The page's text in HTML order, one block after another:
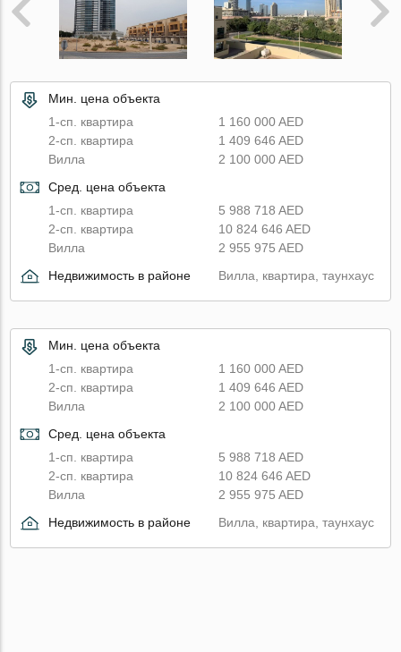
Мин. цена объекта
1-сп. квартира
1 160 000 AED
2-сп. квартира
1 409 646 AED
Вилла
2 100 000 AED
Сред. цена объекта
1-сп. квартира
5 988 718 AED
2-сп. квартира
10 824 646 AED
Вилла
2 955 975 AED
Недвижимость в районе
Вилла, квартира, таунхаус
Мин. цена объекта
1-сп. квартира
1 160 000 AED
2-сп. квартира
1 409 646 AED
Вилла
2 100 000 AED
Сред. цена объекта
1-сп. квартира
5 988 718 AED
2-сп. квартира
10 824 646 AED
Вилла
2 955 975 AED
Недвижимость в районе
Вилла, квартира, таунхаус